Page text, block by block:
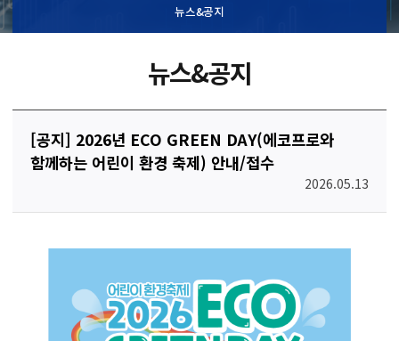
뉴스&공지
뉴스&공지
[공지] 2026년 ECO GREEN DAY(에코프로와
함께하는 어린이 환경 축제) 안내/접수
2026.05.13